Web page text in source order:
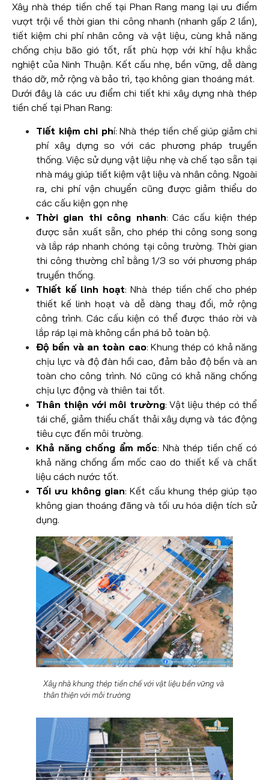
Xây nhà thép tiền chế tại Phan Rang mang lại ưu điểm
vượt trội về thời gian thi công nhanh (nhanh gấp 2 lần),
tiết kiệm chi phí nhân công và vật liệu, cùng khả năng
chống chịu bão gió tốt, rất phù hợp với khí hậu khắc
nghiệt của Ninh Thuận. Kết cấu nhẹ, bền vững, dễ dàng
tháo dỡ, mở rộng và bảo trì, tạo không gian thoáng mát.
Dưới đây là các ưu điểm chi tiết khi xây dựng nhà thép
tiền chế tại Phan Rang:
Tiết kiệm chi phí: Nhà thép tiền chế giúp giảm chi
phí xây dựng so với các phương pháp truyền
thống. Việc sử dụng vật liệu nhẹ và chế tạo sẵn tại
nhà máy giúp tiết kiệm vật liệu và nhân công. Ngoài
ra, chi phí vận chuyển cũng được giảm thiểu do
các cấu kiện gọn nhẹ
Thời gian thi công nhanh: Các cấu kiện thép
được sản xuất sẵn, cho phép thi công song song
và lắp ráp nhanh chóng tại công trường. Thời gian
thi công thường chỉ bằng 1/3 so với phương pháp
truyền thống.
Thiết kế linh hoạt: Nhà thép tiền chế cho phép
thiết kế linh hoạt và dễ dàng thay đổi, mở rộng
công trình. Các cấu kiện có thể được tháo rời và
lắp ráp lại mà không cần phá bỏ toàn bộ.
Độ bền và an toàn cao: Khung thép có khả năng
chịu lực và độ đàn hồi cao, đảm bảo độ bền và an
toàn cho công trình. Nó cũng có khả năng chống
chịu lực động và thiên tai tốt.
Thân thiện với môi trường: Vật liệu thép có thể
tái chế, giảm thiểu chất thải xây dựng và tác động
tiêu cực đến môi trường.
Khả năng chống ẩm mốc: Nhà thép tiền chế có
khả năng chống ẩm mốc cao do thiết kế và chất
liệu cách nước tốt.
Tối ưu không gian: Kết cấu khung thép giúp tạo
không gian thoáng đãng và tối ưu hóa diện tích sử
dụng.
Xây nhà khung thép tiền chế với vật liệu bền vững và
thân thiện với môi trường